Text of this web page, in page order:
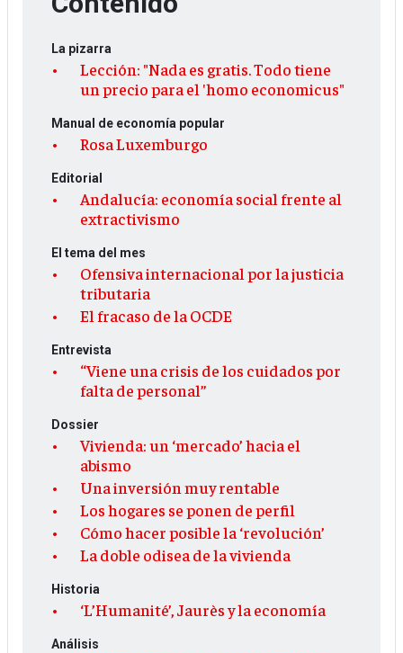
La pizarra
Lección: "Nada es gratis. Todo tiene
un precio para el 'homo economicus"
Manual de economía popular
Rosa Luxemburgo
Editorial
Andalucía: economía social frente al
extractivismo
El tema del mes
Ofensiva internacional por la justicia
tributaria
El fracaso de la OCDE
Entrevista
“Viene una crisis de los cuidados por
falta de personal”
Dossier
Vivienda: un ‘mercado’ hacia el
abismo
Una inversión muy rentable
Los hogares se ponen de perfil
Cómo hacer posible la ‘revolución’
La doble odisea de la vivienda
Historia
‘L’Humanité’, Jaurès y la economía
Análisis